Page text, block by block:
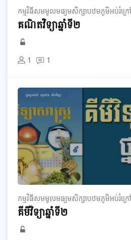
កម្មវិធី​សមមូល​មធ្យម​សិក្សា​បឋមភូមិ​អប់រំ​ក្រៅ​
គណិតវិទ្យា​ឆ្នាំទី២
1 1
កម្មវិធី​សមមូល​មធ្យម​សិក្សា​បឋមភូមិ​អប់រំ​ក្រៅ​
គីមីវិទ្យា​ឆ្នាំទី២